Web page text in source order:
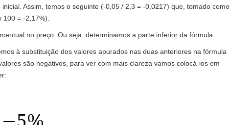
Assim, temos o seguinte (-0,05 / 2,3 = -0,0217) que, tomado como
= -2,17%).
no preço. Ou seja, determinamos a parte inferior da fórmula.
à substituição dos valores apurados nas duas anteriores na fórmula
são negativos, para ver com mais clareza vamos colocá-los em